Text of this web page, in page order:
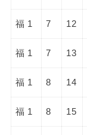
福 1 7 12
福 1 7 13
福 1 8 14
福 1 8 15